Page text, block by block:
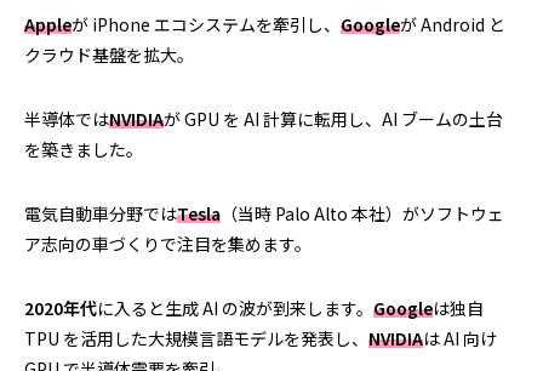
Appleが iPhone エコシステムを牽引し、 Googleが Android と
クラウド基盤を拡大。
半導体ではNVIDIAが GPU を AI 計算に転用し、AI ブームの土台
を築きました。
電気自動車分野ではTesla （当時 Palo Alto 本社）がソフトウェ
ア志向の車づくりで注目を集めます。
2020年代に入ると生成 AI の波が到来します。 Googleは独自
TPU を活用した大規模言語モデルを発表し、 NVIDIAは AI 向け